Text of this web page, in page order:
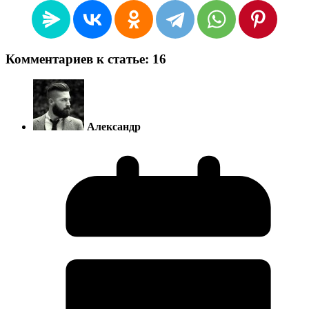
Комментариев к статье: 16
Александр